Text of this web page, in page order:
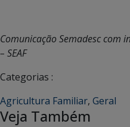
Comunicação Semadesc com
– SEAF
Categorias :
Agricultura Familiar, Geral
Veja Também